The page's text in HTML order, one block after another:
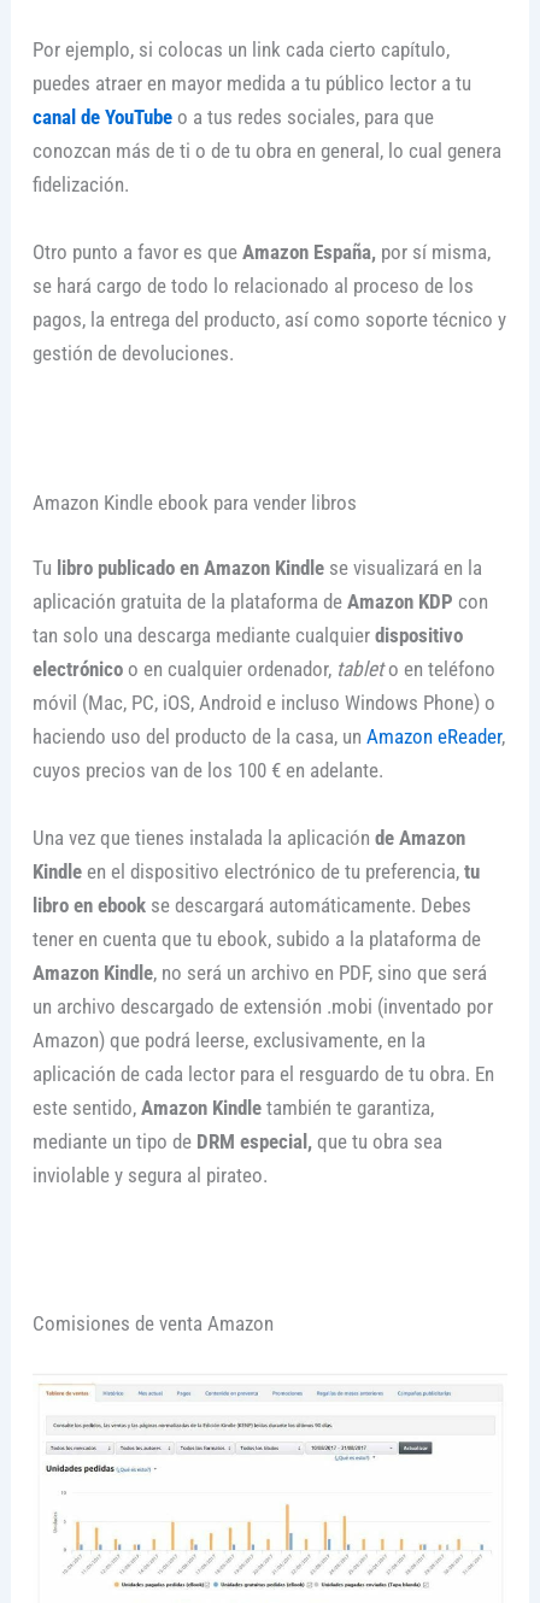
Por ejemplo, si colocas un link cada cierto capítulo,
puedes atraer en mayor medida a tu público lector a tu
canal de YouTubeo a tus redes sociales, para que
conozcan más de ti o de tu obra en general, lo cual genera
fidelización.
Otro punto a favor es que Amazon España,por sí misma,
se hará cargo de todo lo relacionado al proceso de los
pagos, la entrega del producto, así como soporte técnico y
gestión de devoluciones.
Amazon Kindle ebook para vender libros
Tu libro publicado en Amazon Kindlese visualizará en la
aplicación gratuita de la plataforma de Amazon KDP con
tan solo una descarga mediante cualquier dispositivo
electrónicoo en cualquier ordenador, tableto en teléfono
móvil (Mac, PC, iOS, Android e incluso Windows Phone) o
haciendo uso del producto de la casa, un Amazon eReader,
cuyos precios van de los 100 € en adelante.
Una vez que tienes instalada la aplicación de Amazon
Kindleen el dispositivo electrónico de tu preferencia, tu
libro en ebookse descargará automáticamente. Debes
tener en cuenta que tu ebook, subido a la plataforma de
Amazon Kindle, no será un archivo en PDF, sino que será
un archivo descargado de extensión .mobi (inventado por
Amazon) que podrá leerse, exclusivamente, en la
aplicación de cada lector para el resguardo de tu obra. En
este sentido, Amazon Kindletambién te garantiza,
mediante un tipo de DRM especial,que tu obra sea
inviolable y segura al pirateo.
Comisiones de venta Amazon